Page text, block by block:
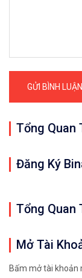
Tổng Quan
Đăng Ký
Tổng Quan
Mở Tài
Bấm mở tài khoản